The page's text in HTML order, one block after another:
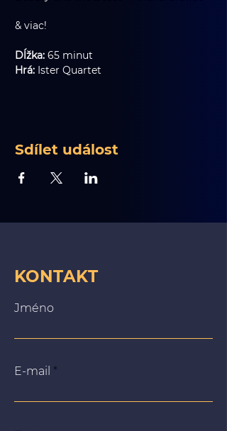
& viac!
Dĺžka: 65 minut
Hrá: Ister Quartet
Sdílet událost
KONTAKT
Jméno
E-mail